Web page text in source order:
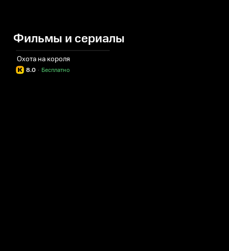
Фильмы и сериалы
Охота на короля
8.0 Бесплатно
·